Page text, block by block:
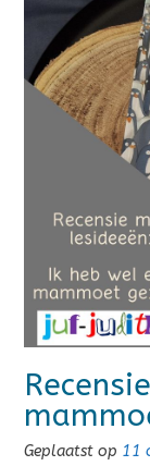
Geplaatst op 11